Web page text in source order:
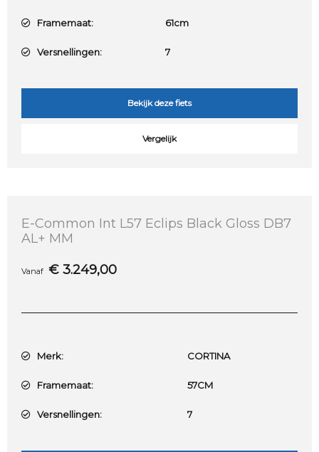
Framemaat: 61cm
Versnellingen: 7
Bekijk deze fiets
Vergelijk
E-Common Int L57 Eclips Black Gloss DB7
AL+ MM
Vanaf € 3.249,00
Merk: CORTINA
Framemaat: 57CM
Versnellingen: 7